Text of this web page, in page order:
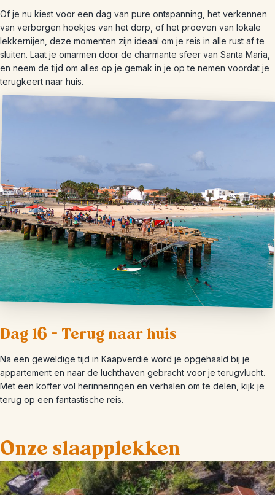
Of je nu kiest voor een dag van pure ontspanning, het verkennen
van verborgen hoekjes van het dorp, of het proeven van lokale
lekkernijen, deze momenten zijn ideaal om je reis in alle rust af te
sluiten. Laat je omarmen door de charmante sfeer van Santa Maria,
en neem de tijd om alles op je gemak in je op te nemen voordat je
terugkeert naar huis.
Dag 16 – Terug naar huis
Na een geweldige tijd in Kaapverdië word je opgehaald bij je
appartement en naar de luchthaven gebracht voor je terugvlucht.
Met een koffer vol herinneringen en verhalen om te delen, kijk je
terug op een fantastische reis.
Onze slaapplekken